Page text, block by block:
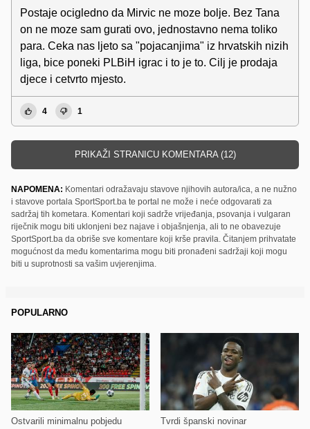
Postaje ocigledno da Mirvic ne moze bolje. Bez Tana
on ne moze sam gurati ovo, jednostavno nema toliko
para. Ceka nas ljeto sa "pojacanjima" iz hrvatskih nizih
liga, bice poneki PLBiH igrac i to je to. Cilj je prodaja
djece i cetvrto mjesto.
4 1
PRIKAŽI STRANICU KOMENTARA (12)
NAPOMENA: Komentari odražavaju stavove njihovih autora/ica, a ne nužno
i stavove portala SportSport.ba te portal ne može i neće odgovarati za
sadržaj tih kometara. Komentari koji sadrže vrijeđanja, psovanja i vulgaran
riječnik mogu biti uklonjeni bez najave i objašnjenja, ali to ne obavezuje
SportSport.ba da obriše sve komentare koji krše pravila. Čitanjem prihvatate
mogućnost da među komentarima mogu biti pronađeni sadržaji koji mogu
biti u suprotnosti sa vašim uvjerenjima.
POPULARNO
Ostvarili minimalnu pobjedu Tvrdi španski novinar